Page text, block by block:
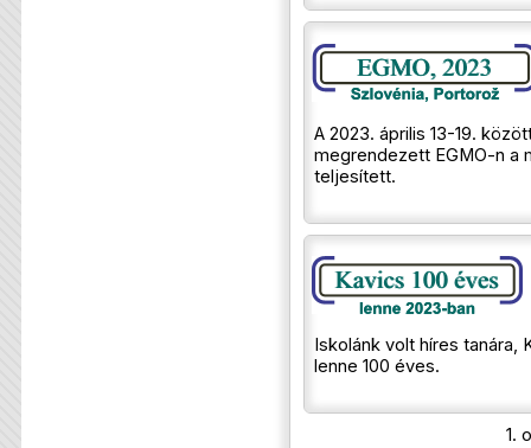
A 2023. április 13-19.
megrendezett EGMO-n a
teljesített.
Iskolánk volt híres tanára,
lenne 100 éves.
1.